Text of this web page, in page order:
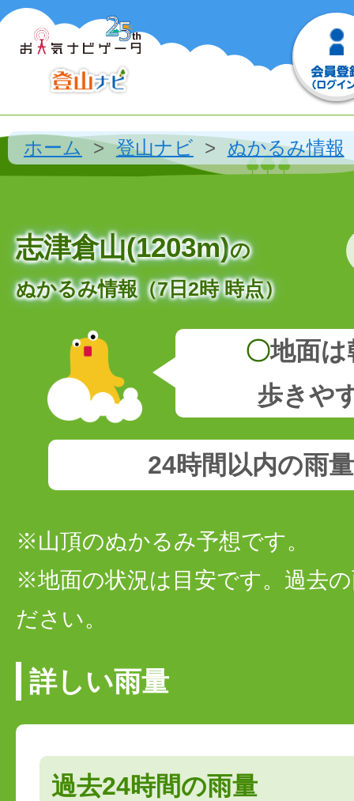
ホーム 登山ナビ ぬかるみ情報
志津倉山(1203m)の
ぬかるみ情報（7日2時 時点）
〇地面
歩きや
24時間以内の雨
※山頂のぬかるみ予想です。
※地面の状況は目安です。過去
ださい。
詳しい雨量
過去24時間の雨量